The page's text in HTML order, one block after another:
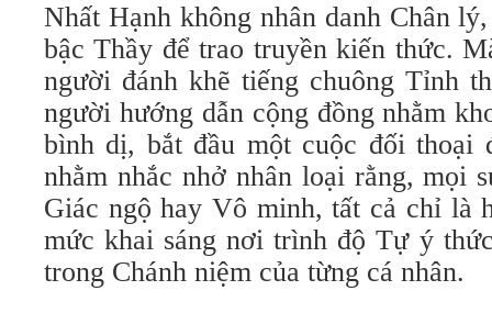
Nhất Hạnh không nhân danh Chân
bậc Thầy để trao truyền kiến thức.
người đánh khẽ tiếng chuông Tỉnh
người hướng dẫn cộng đồng nhằm
bình dị, bắt đầu một cuộc đối thoại
nhằm nhắc nhở nhân loại rằng, mọi
Giác ngộ hay Vô minh, tất cả chỉ là
mức khai sáng nơi trình độ Tự ý
trong Chánh niệm của từng cá nhân.